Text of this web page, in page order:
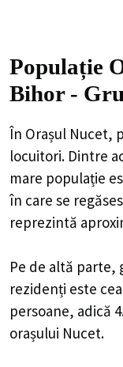
Populație
Bihor -
În Orașul Nucet,
locuitori. Dintre
mare populație
în care se
reprezintă
Pe de altă parte,
rezidenți este
persoane, adică
orașului Nucet.